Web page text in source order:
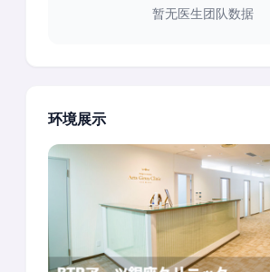
暂无医生团队数据
环境展示